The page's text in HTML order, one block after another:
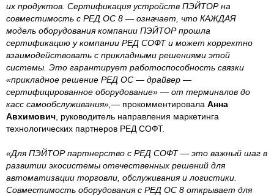
их продуктов. Сертификация устройств ПЭЙТОР на
совместимость с РЕД ОС 8 — означает, что КАЖДАЯ
модель оборудования компании ПЭЙТОР прошла
сертификацию у компании РЕД СОФТ и может корректно
взаимодействовать с прикладными решениями этой
системы. Это гарантирует работоспособность связки
«прикладное решение РЕД ОС — драйвер —
сертифицированное оборудование» — от терминалов до
касс самообслуживания»,— прокомментировала Анна
Авхимович , руководитель направления маркетинга
технологических партнеров РЕД СОФТ.
«Для ПЭЙТОР партнерство с РЕД СОФТ — это важный шаг в
развитии экосистемы отечественных решений для
автоматизации торговли, обслуживания и логистики.
Совместимость оборудования с РЕД ОС 8 открывает для